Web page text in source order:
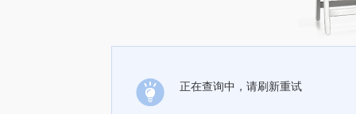
正在查询中，请刷新重试